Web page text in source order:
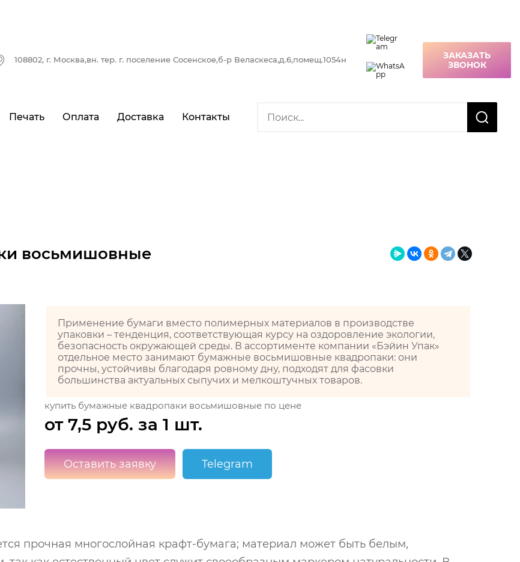
108802, г. Москва,вн. тер. г. поселение Сосенское,б-р Веласкеса,д.6,помещ.1054н
ЗАКАЗАТЬ
ЗВОНОК
Печать Оплата Доставка Контакты
восьмишовные
Применение бумаги вместо полимерных материалов в производстве
упаковки – тенденция, соответствующая курсу на оздоровление экологии,
безопасность окружающей среды. В ассортименте компании «Бэйин Упак»
отдельное место занимают бумажные восьмишовные квадропаки: они
прочны, устойчивы благодаря ровному дну, подходят для фасовки
большинства актуальных сыпучих и мелкоштучных товаров.
купить бумажные квадропаки восьмишовные по цене
от 7,5 руб. за 1 шт.
Оставить заявку Telegram
прочная многослойная крафт-бумага; материал может быть белым,